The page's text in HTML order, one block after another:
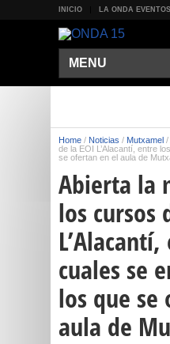
INICIO LA ONDA EVENTOS
MENU
Home / Noticias / Mutxamel /
de la EOI L’Alacantí, entre
se ofertan en el aula de
Abierta la
los cursos
cuales se
los que se
aula de